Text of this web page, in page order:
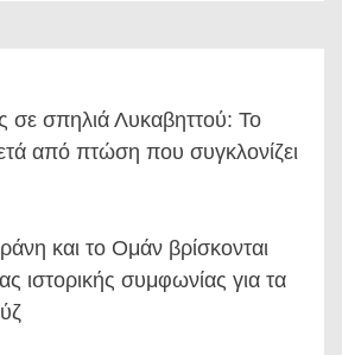
σε σπηλιά Λυκαβηττού: Το
από πτώση που συγκλονίζει
και το Ομάν βρίσκονται
ιστορικής συμφωνίας για τα